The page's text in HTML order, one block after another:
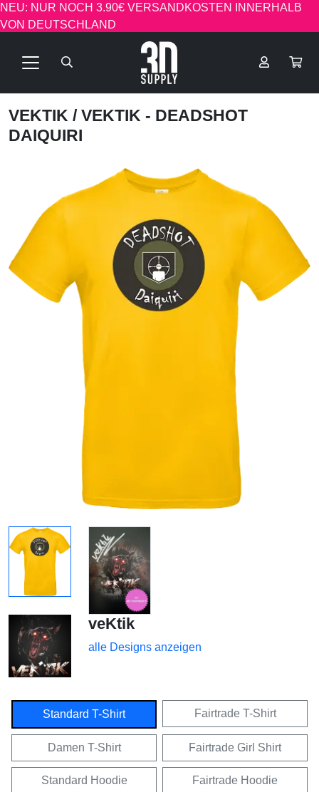
NEU: NUR NOCH 3.90€ VERSANDKOSTEN INNERHALB
VON DEUTSCHLAND
VEKTIK / VEKTIK - DEADSHOT
DAIQUIRI
veKtik
alle Designs anzeigen
Standard T-Shirt Fairtrade T-Shirt
Damen T-Shirt Fairtrade Girl Shirt
Standard Hoodie Fairtrade Hoodie